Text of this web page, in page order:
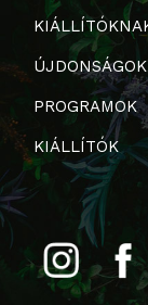
ÚJDONSÁGOK
PROGRAMOK
KIÁLLÍTÓK